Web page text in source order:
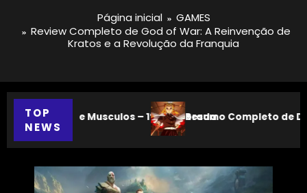
Página inicial
GAMES
Review Completo de God of War: A Reinvenção de
Kratos e a Revolução da Franquia
TOP
NEWS
Completo de Demon Slayer: Tudo o que Acontece na